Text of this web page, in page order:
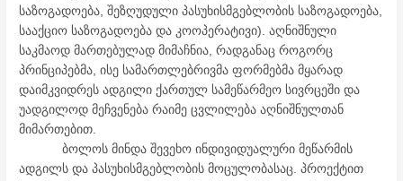
საზოგადოება, შეზღუდული პასუხისმგებლობის საზოგადოება,
სააქციო საზოგადოება და კოოპერატივი). აღნიშნული
საკმაოდ მართებულად მიმაჩნია, რადგანაც როგორც
პრინციპებმა, ისე სამართლებრივმა ფორმებმა მყარად
დაიმკვიდრეს ადგილი ქართულ სამეწარმეო სივრცეში და
უადგილოდ მეჩვენება რაიმე ცვლილება აღნიშნულთან
მიმართებით.
ბოლოს მინდა შევეხო ინდივიდუალური მეწარმის
ადგილს და პასუხისმგებლობის მოცულობასაც. პროექტით